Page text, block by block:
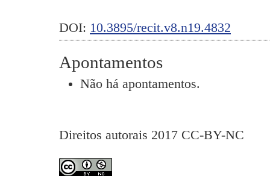
DOI: 10.3895/recit.v8.n19.4832
Apontamentos
Não há apontamentos.
Direitos autorais 2017 CC-BY-NC